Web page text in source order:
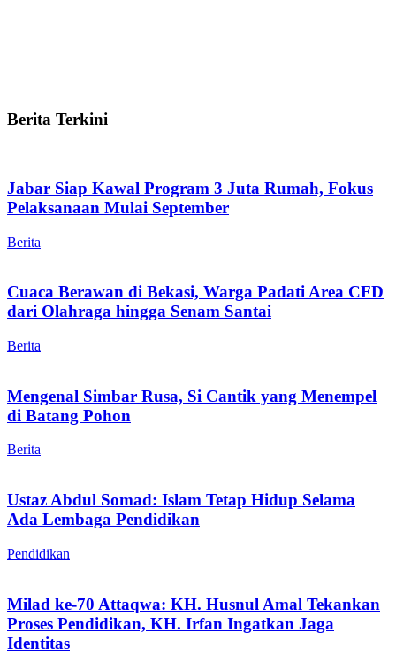
Berita Terkini
Jabar Siap Kawal Program 3 Juta Rumah, Fokus
Pelaksanaan Mulai September
Berita
Cuaca Berawan di Bekasi, Warga Padati Area CFD
dari Olahraga hingga Senam Santai
Berita
Mengenal Simbar Rusa, Si Cantik yang Menempel
di Batang Pohon
Berita
Ustaz Abdul Somad: Islam Tetap Hidup Selama
Ada Lembaga Pendidikan
Pendidikan
Milad ke-70 Attaqwa: KH. Husnul Amal Tekankan
Proses Pendidikan, KH. Irfan Ingatkan Jaga
Identitas